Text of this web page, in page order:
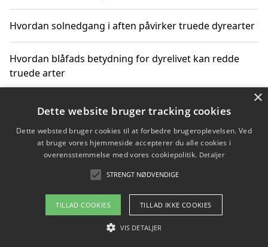
Hvordan solnedgang i aften påvirker truede dyrearter
Hvordan blåfads betydning for dyrelivet kan redde
truede arter
Hvordan kan gaver til unge voksne støtte bevarelsen
Copyright 2026 - Pilanto Aps
Om / kontakt
Blog Betingelser
×
Dette website bruger tracking cookies
Dette websted bruger cookies til at forbedre brugeroplevelsen. Ved
at bruge vores hjemmeside accepterer du alle cookies i
overensstemmelse med vores cookiepolitik. Detaljer
STRENGT NØDVENDIGE
TILLAD COOKIES TILLAD IKKE COOKIES
VIS DETALJER